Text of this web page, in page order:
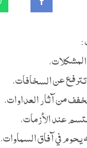
عن السخافات،
من آثار العداوات،
عند الأزمات،
يحوم في آفاق السماوات.